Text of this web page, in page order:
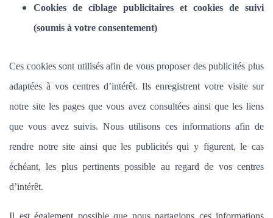
Cookies de ciblage publicitaires et cookies de suivi
(soumis à votre consentement)
Ces cookies sont utilisés afin de vous proposer des publicités plus
adaptées à vos centres d’intérêt. Ils enregistrent votre visite sur
notre site les pages que vous avez consultées ainsi que les liens
que vous avez suivis. Nous utilisons ces informations afin de
rendre notre site ainsi que les publicités qui y figurent, le cas
échéant, les plus pertinents possible au regard de vos centres
d’intérêt.
Il est également possible que nous partagions ces informations